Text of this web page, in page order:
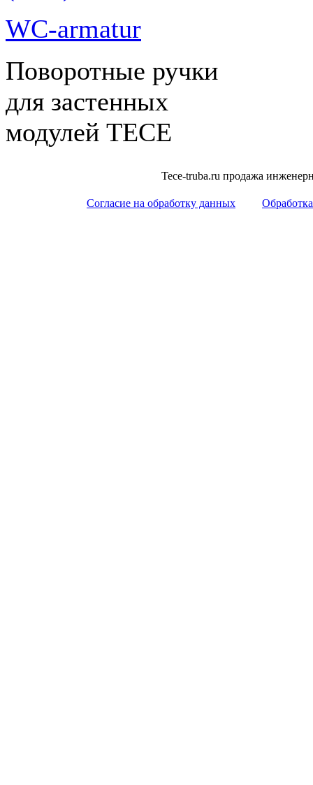
WC-armatur
Поворотные ручки
для застенных
модулей ТЕСЕ
Tece-truba.ru продажа
Согласие на обработку данных